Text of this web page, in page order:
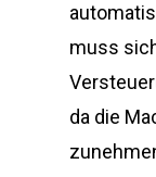
muss
da die